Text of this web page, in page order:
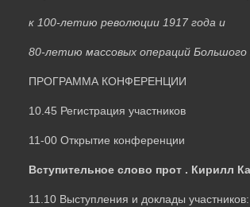
к 100-летию революции 1917 года и
80-летию массовых операций
ПРОГРАММА КОНФЕРЕНЦИИ
10.45 Регистрация участников
11-00 Открытие конференции
Вступительное слово прот . Кирилл
11.10 Выступления и доклады участников: